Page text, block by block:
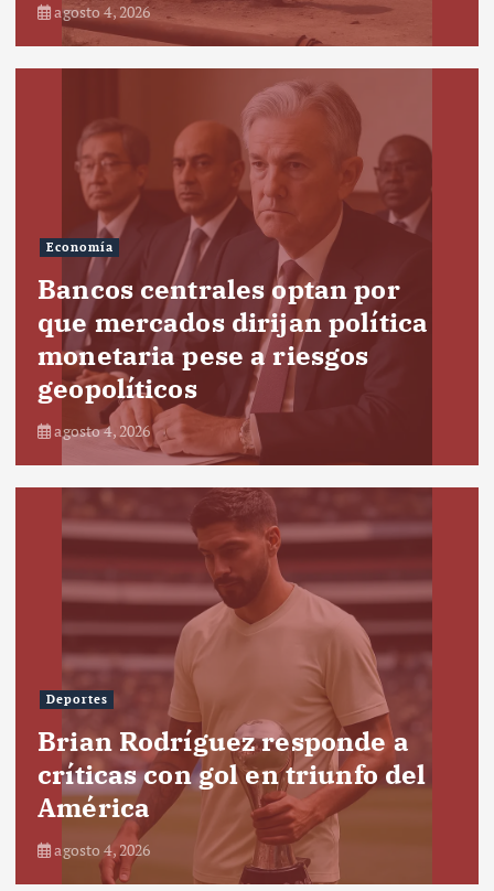
agosto 4, 2026
Economía
Bancos centrales optan por
que mercados dirijan política
monetaria pese a riesgos
geopolíticos
agosto 4, 2026
Deportes
Brian Rodríguez responde a
críticas con gol en triunfo del
América
agosto 4, 2026